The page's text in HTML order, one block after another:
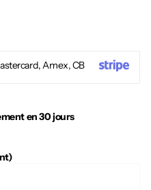
Amex, CB
en 30 jours